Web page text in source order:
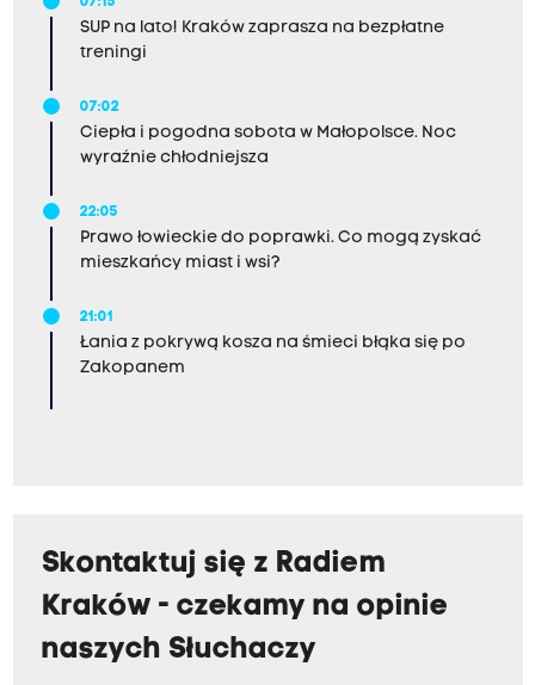
07:15
SUP na lato! Kraków zaprasza na bezpłatne
treningi
07:02
Ciepła i pogodna sobota w Małopolsce. Noc
wyraźnie chłodniejsza
22:05
Prawo łowieckie do poprawki. Co mogą zyskać
mieszkańcy miast i wsi?
21:01
Łania z pokrywą kosza na śmieci błąka się po
Zakopanem
Skontaktuj się z Radiem
Kraków - czekamy na opinie
naszych Słuchaczy